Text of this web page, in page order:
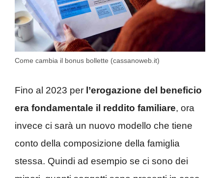
Come cambia il bonus bollette (cassanoweb.it)
Fino al 2023 per l’erogazione del beneficio
era fondamentale il reddito familiare, ora
invece ci sarà un nuovo modello che tiene
conto della composizione della famiglia
stessa. Quindi ad esempio se ci sono dei